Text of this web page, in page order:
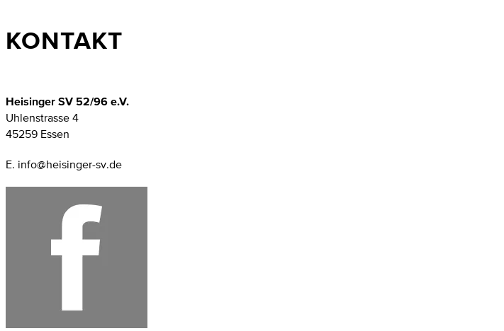
KONTAKT
Heisinger SV 52/96 e.V.
Uhlenstrasse 4
45259 Essen
E. info@heisinger-sv.de